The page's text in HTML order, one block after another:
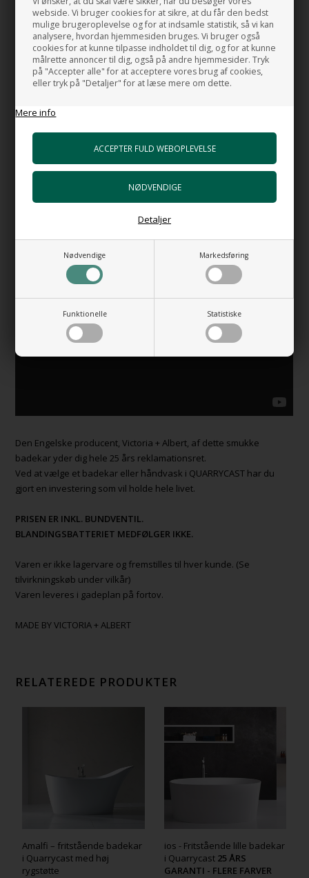
webside. Vi bruger cookies for at sikre, at du får den bedst
mulige brugeroplevelse og for at indsamle statistik, så vi kan
analysere, hvordan hjemmesiden bruges. Vi bruger også
cookies for at kunne tilpasse indholdet til dig, og for at kunne
målrette annoncer til dig, også på andre hjemmesider. Tryk
på "Accepter alle" for at acceptere vores brug af cookies,
eller tryk på "Detaljer" for at læse mere om dette.
Mere info
Nødvendige Markedsføring
Funktionelle Statistiske
Detaljer
Placering:
Fritstående
Materiale:
Quarrycast
QUARRYCAST er lavet af "Volcanic Limestone" (Vulkansk kalksten)
blandet med høj kvalitets harpiks. Den Vulkanske kalksten giver
badekarret den smukke naturlige blanke og hvide overflade.
For mere information om QUARRYCAST se videoen herunder.
Den Engelske producent, Victoria + Albert, af dette smukke
badekar yder dig hele 25 års reklamationsret.
Ved at vælge et badekar eller håndvask i QUARRYCAST har du
gjort en investering som vil holde hele livet.
PRISEN ER INKL. BUNDVENTIL.
BLANDINGSBATTERIET MEDFØLGER IKKE.
Varen er ikke lagervare og fremstilles til hver kunde. (Se
tilvirkningskøb under vilkår)
Varen leveres i gadeplan på fortov.
MADE BY VICTORIA + ALBERT
RELATEREDE PRODUKTER
Amalfi – fritstående badekar
i Quarrycast med høj
rygstøtte
ios - Fritstående lille badekar
i Quarrycast 25 ÅRS
GARANTI - FLERE FARVER